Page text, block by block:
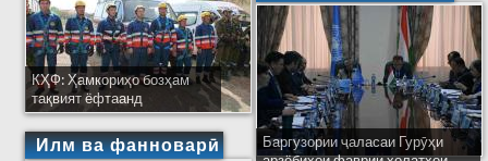
КҲФ: Ҳамкориҳо бозҳам
тақвият ёфтаанд
Илм ва фанноварӣ
Баргузории ҷаласаи Гурӯҳи